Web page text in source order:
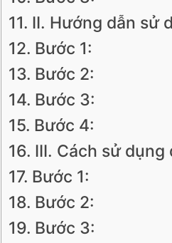
II. Hướng dẫn sử
Bước 1:
Bước 2:
Bước 3:
Bước 4:
III. Cách sử
Bước 1:
Bước 2:
Bước 3: